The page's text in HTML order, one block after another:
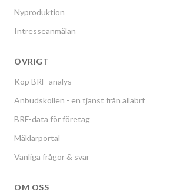
Nyproduktion
Intresseanmälan
ÖVRIGT
Köp BRF-analys
Anbudskollen - en tjänst från allabrf
BRF-data för företag
Mäklarportal
Vanliga frågor & svar
OM OSS